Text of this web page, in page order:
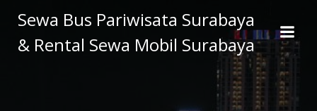
to
content
Sewa Bus Pariwisata Surabaya
& Rental Sewa Mobil Surabaya